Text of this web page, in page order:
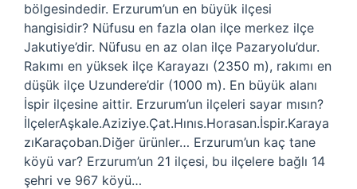
bölgesindedir. Erzurum’un en büyük ilçesi
hangisidir? Nüfusu en fazla olan ilçe merkez ilçe
Jakutiye’dir. Nüfusu en az olan ilçe Pazaryolu’dur.
Rakımı en yüksek ilçe Karayazı (2350 m), rakımı en
düşük ilçe Uzundere’dir (1000 m). En büyük alanı
İspir ilçesine aittir. Erzurum’un ilçeleri sayar mısın?
İlçelerAşkale.Aziziye.Çat.Hınıs.Horasan.İspir.Karaya
zıKaraçoban.Diğer ürünler… Erzurum’un kaç tane
köyü var? Erzurum’un 21 ilçesi, bu ilçelere bağlı 14
şehri ve 967 köyü…